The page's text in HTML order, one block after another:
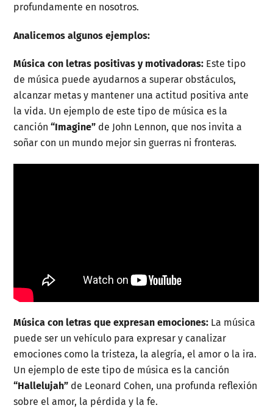
profundamente en nosotros.
Analicemos algunos ejemplos:
Música con letras positivas y motivadoras: Este tipo
de música puede ayudarnos a superar obstáculos,
alcanzar metas y mantener una actitud positiva ante
la vida. Un ejemplo de este tipo de música es la
canción“Imagine” de John Lennon, que nos invita a
soñar con un mundo mejor sin guerras ni fronteras.
Música con letras que expresan emociones: La música
puede ser un vehículo para expresar y canalizar
emociones como la tristeza, la alegría, el amor o la ira.
Un ejemplo de este tipo de música es la canción
“Hallelujah” de Leonard Cohen, una profunda reflexión
sobre el amor, la pérdida y la fe.